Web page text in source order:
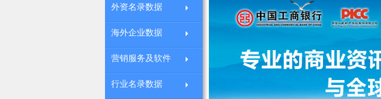
外资名录数据
海外企业数据
营销服务及软件
行业名录数据